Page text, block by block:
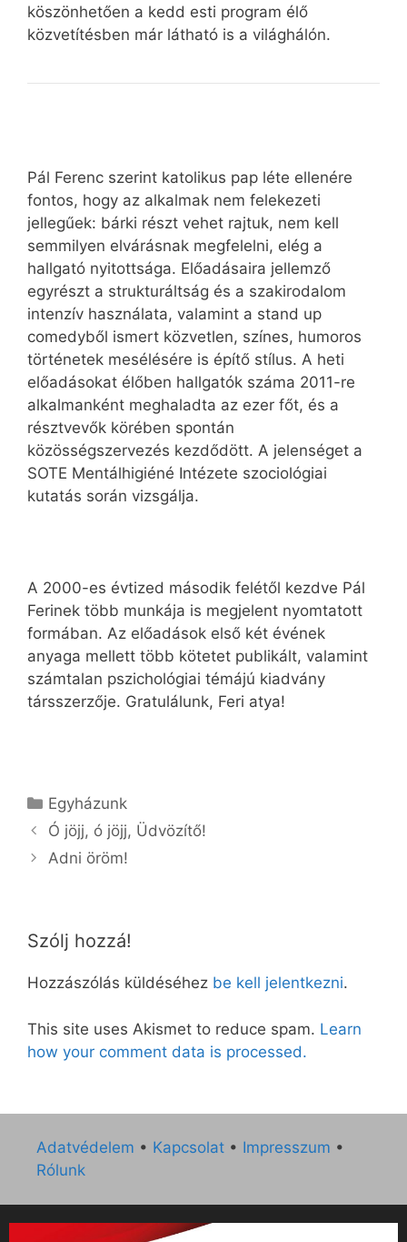
köszönhetően a kedd esti program élő
közvetítésben már látható is a világhálón.
Pál Ferenc szerint katolikus pap léte ellenére
fontos, hogy az alkalmak nem felekezeti
jellegűek: bárki részt vehet rajtuk, nem kell
semmilyen elvárásnak megfelelni, elég a
hallgató nyitottsága. Előadásaira jellemző
egyrészt a strukturáltság és a szakirodalom
intenzív használata, valamint a stand up
comedyből ismert közvetlen, színes, humoros
történetek mesélésére is építő stílus. A heti
előadásokat élőben hallgatók száma 2011-re
alkalmanként meghaladta az ezer főt, és a
résztvevők körében spontán
közösségszervezés kezdődött. A jelenséget a
SOTE Mentálhigiéné Intézete szociológiai
kutatás során vizsgálja.
A 2000-es évtized második felétől kezdve Pál
Ferinek több munkája is megjelent nyomtatott
formában. Az előadások első két évének
anyaga mellett több kötetet publikált, valamint
számtalan pszichológiai témájú kiadvány
társszerzője. Gratulálunk, Feri atya!
Kategória
Egyházunk
Ó jöjj, ó jöjj, Üdvözítő!
Adni öröm!
Szólj hozzá!
Hozzászólás küldéséhez be kell jelentkezni.
This site uses Akismet to reduce spam. Learn
how your comment data is processed.
Adatvédelem • Kapcsolat • Impresszum •
Rólunk